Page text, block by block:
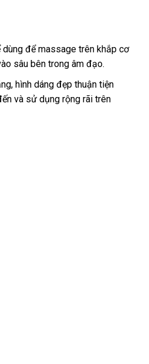
dùng để massage trên khắp cơ
sâu bên trong âm đạo.
showroom
, hình dáng đẹp thuận tiện
Đài
và sử dụng rộng rãi trên